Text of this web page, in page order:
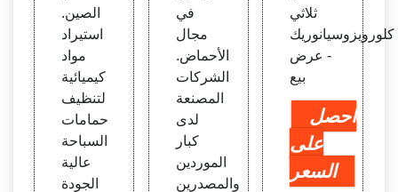
الصين.
استيراد
مواد
كيميائية
لتنظيف
حمامات
السباحة
عالية
الجودة
في
مجال
الأحماض.
الشركات
المصنعة
لدى
كبار
الموردين
والمصدرين
ثلاثي
كلورويزوسيانوريك
- عرض
بيع
احصل
على
السعر